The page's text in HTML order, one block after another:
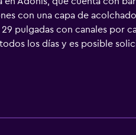
con una capa de
pulgadas con canales por
los días y es posible
y gimnasio. Se pueden
(es posible que se